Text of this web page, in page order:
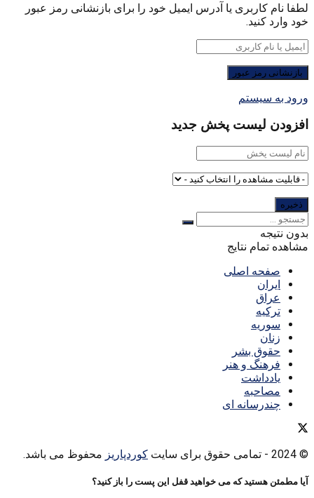
لطفا نام کاربری یا آدرس ایمیل خود را برای بازنشانی رمز عبور
خود وارد کنید.
ورود به سیستم
افزودن لیست پخش جدید
بدون نتیجه
مشاهده تمام نتایج
صفحه اصلی
ایران
عراق
ترکیه
سوریه
زنان
حقوق بشر
فرهنگ و هنر
یادداشت
مصاحبه
چندرسانه ای
© 2024 - تمامی حقوق برای سایت کوردپاریز محفوظ می باشد.
آیا مطمئن هستید که می خواهید قفل این پست را باز کنید؟